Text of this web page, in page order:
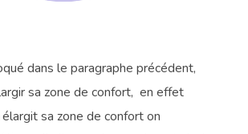
dans le paragraphe précédent,
sa zone de confort, en effet
élargit sa zone de confort on